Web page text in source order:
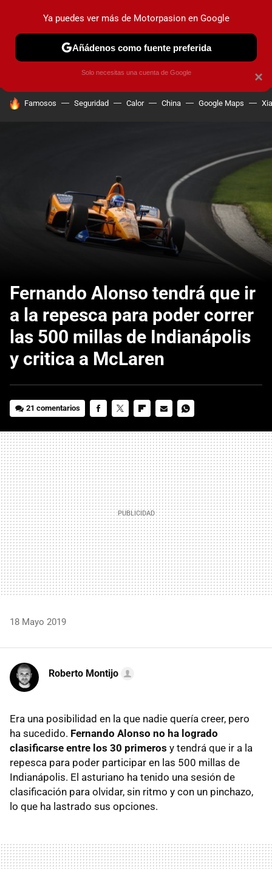
PRUEBAS COCHES ELÉCTRICOS OBSERVATORIO
HOY SE HABLA DE
Famosos Seguridad Calor China Google Maps
Fernando Alonso tendrá que ir
a la repesca para poder correr
las 500 millas de Indianápolis
y critica a McLaren
21 comentarios
MAIL
18 Mayo 2019
Roberto Montijo
Era una posibilidad en la que nadie quería creer, pero
ha sucedido. Fernando Alonso no ha logrado
clasificarse entre los 30 primeros y tendrá que ir a la
repesca para poder participar en las 500 millas de
Indianápolis. El asturiano ha tenido una sesión de
clasificación para olvidar, sin ritmo y con un pinchazo,
lo que ha lastrado sus opciones.
×
Ya puedes ver más de Motorpasion en Google
Añádenos como fuente preferida
Solo necesitas una cuenta de Google